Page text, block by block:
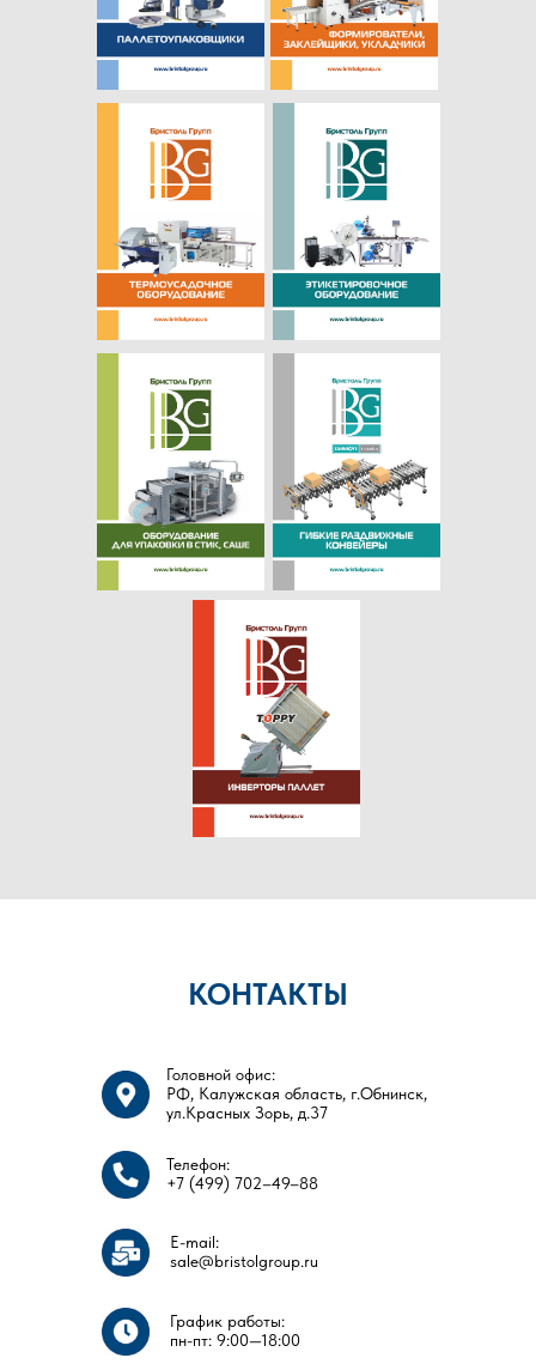
КОНТАКТЫ
Головной офис:
РФ, Калужская область, г.Обнинск,
ул.Красных Зорь, д.37
Телефон:
+7 (499) 702–49–88
E-mail:
sale@bristolgroup.ru
График работы:
пн-пт: 9:00—18:00​​
ПОСЕТИТЬ НАШ ШОУРУМ